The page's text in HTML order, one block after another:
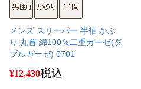
メンズ スリーパー 半袖 かぶ
り 丸首 綿100％二重ガーゼ(ダ
ブルガーゼ) 0701
¥12,430税込